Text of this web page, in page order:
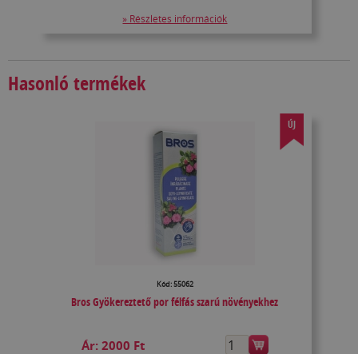
» Részletes információk
Hasonló termékek
ÚJ
Kód: 55062
Bros Gyökereztető por félfás szarú növényekhez
Ár:2000 Ft